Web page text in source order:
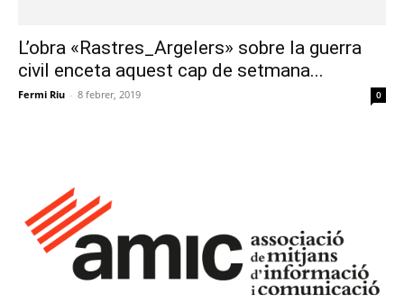
L’obra «Rastres_Argelers» sobre la guerra
civil enceta aquest cap de setmana...
Fermi Riu - 8 febrer, 2019 0